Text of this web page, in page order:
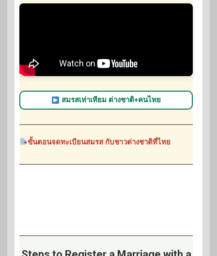
สมรสเท่าเทียม ต่างชาติ+คนไทย
ขั้นตอนจดทะเบียนสมรส กับชาวต่างชาติที่ไทย